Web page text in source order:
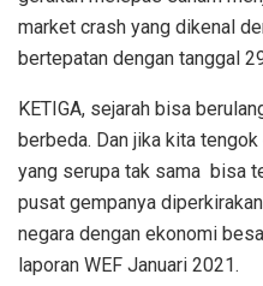
market crash yang dikenal
bertepatan dengan tanggal
KETIGA, sejarah bisa
berbeda. Dan jika kita
yang serupa tak sama bisa
pusat gempanya
negara dengan ekonomi
laporan WEF Januari 2021.